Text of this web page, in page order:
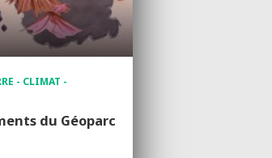
- CLIMAT -
du Géoparc